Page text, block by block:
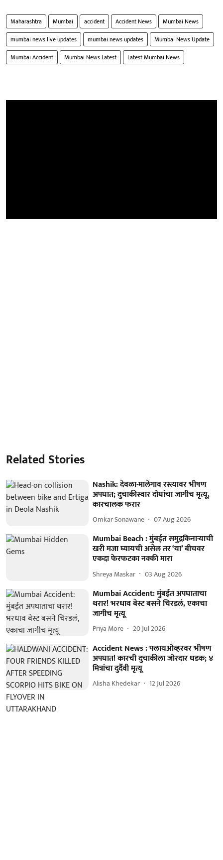
Maharashtra Mumbai accident Accident News
Mumbai News
mumbai news live updates
mumbai news updates
Mumbai News Update
Mumbai Accident
Mumbai News Latest Latest Mumbai News
Related Stories
Nashik: देवळा-मालेगाव रस्त्यावर भीषण
अपघात; दुचाकीस्वार दोघांचा जागीच मृत्यू,
कारचालक फरार
Omkar Sonawane 07 Aug 2026
Mumbai Beach : मुंबईत समुद्रकिनाऱ्याची
खरी मजा घ्यायची असेल तर ‘या’ बीचवर
एकदा फेरफटका नक्की मारा
Shreya Maskar 03 Aug 2026
Mumbai Accident: मुंबईत अपघाताचा
थरार! भरधाव बेस्ट बसने चिरडलं, एकाचा
जागीच मृत्यू
Priya More 20 Jul 2026
Accident News : फ्लायओव्हरवर भीषण
अपघात! कारची दुचाकीला जोरदार धडक; ४
मित्रांचा दुर्दैवी मृत्यू
Alisha Khedekar 12 Jul 2026